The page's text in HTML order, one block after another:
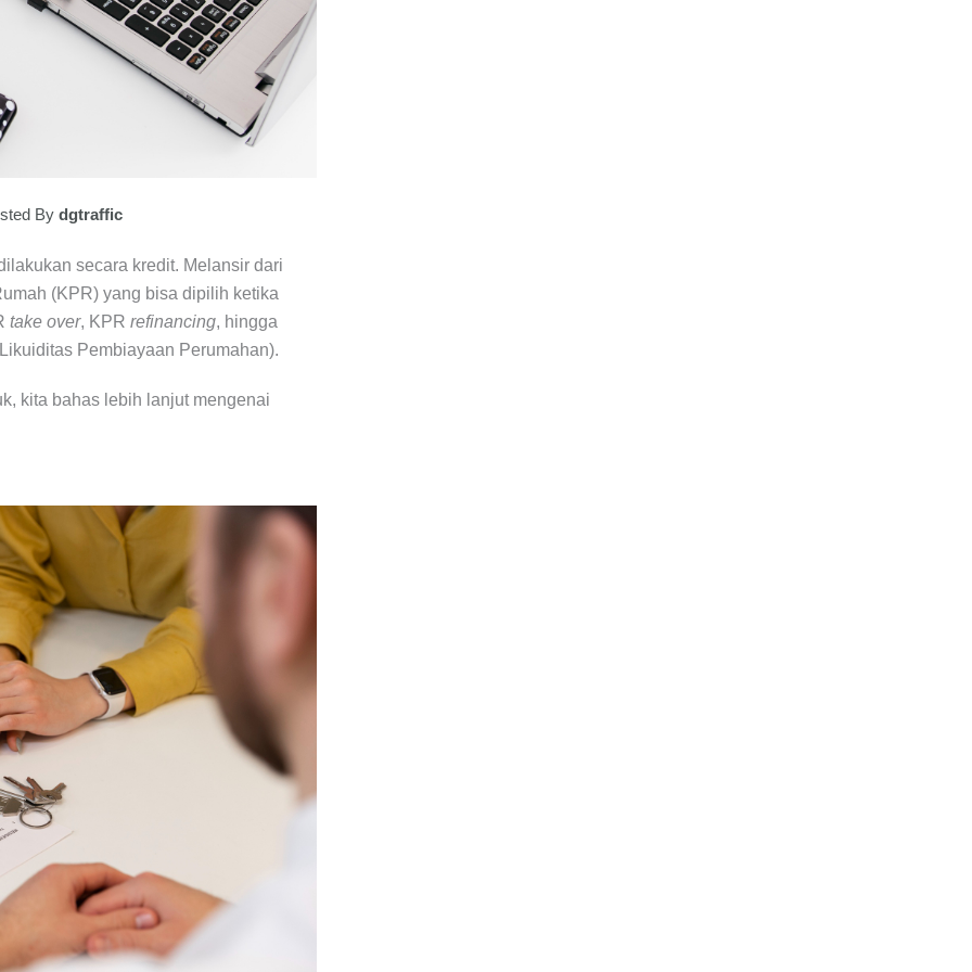
By dgtraffic
secara kredit. Melansir dari
(KPR) yang bisa dipilih ketika
take over, KPR refinancing, hingga
Pembiayaan Perumahan).
kita bahas lebih lanjut mengenai